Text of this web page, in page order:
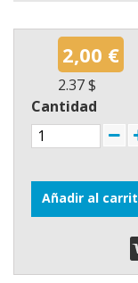
2,00 €
2.37 $
Cantidad
Añadir al